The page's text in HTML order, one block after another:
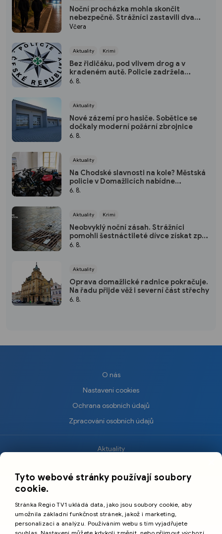
Noční procházka mohla skončit
nebezpečně. Strážníci zastavili dva
mladíky mířící do Bohatic
Včera
Aktuality Krimi
Bez řidičáku, pod vlivem drog a v
kradeném autě. Policie zadržela
třicetiletého muže
6. 8.
Aktuality
Nové zázemí pro hasiče. Sobětice se
dočkaly moderní požární zbrojnice
6. 8.
Aktuality
Na Chodské slavnosti na kole? Městská
policie v Domažlicích nabídne
bezplatnou úschovnu
6. 8.
Aktuality Krimi
Neobvyklý noční zásah. Strážníci
pomohli šestnáctileté dívce získat zpět
mobil
6. 8.
Aktuality
Oprava domažlické radnice pokračuje.
Na řadu přijde věž i severní část střechy
6. 8.
O nás
Nastavení cookies
Ochrana osobních údajů
Zpracování osobních údajů
Aktuality
Sport
Cestování
Tyto webové stránky používají soubory
cookie.
Stránka Regio TV1 ukládá data, jako jsou soubory cookie, aby
umožnila základní funkčnost stránek, jakož i marketing,
personalizaci a analýzu. Používáním webu s tím vyjadřujete